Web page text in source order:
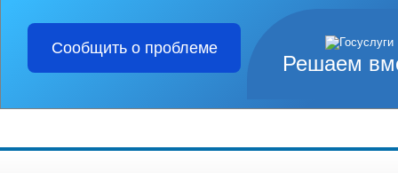
Решаем
Сообщить о проблеме